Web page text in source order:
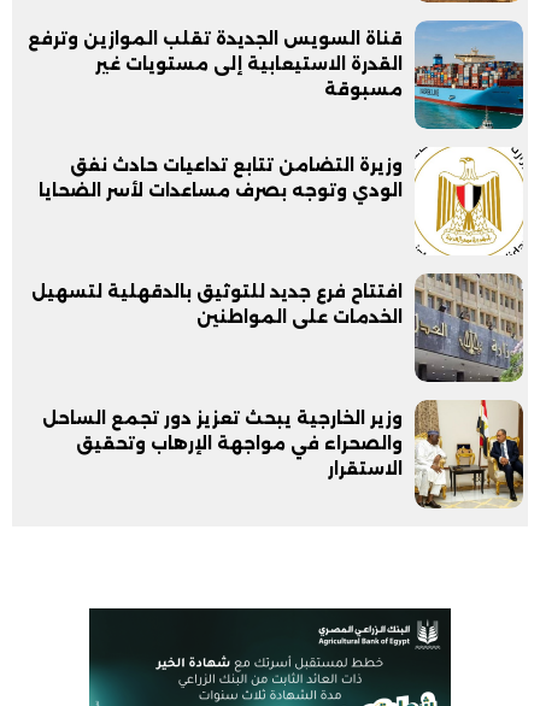
قناة السويس الجديدة تقلب الموازين وترفع
القدرة الاستيعابية إلى مستويات غير
مسبوقة
وزيرة التضامن تتابع تداعيات حادث نفق
الودي وتوجه بصرف مساعدات لأسر الضحايا
افتتاح فرع جديد للتوثيق بالدقهلية لتسهيل
الخدمات على المواطنين
وزير الخارجية يبحث تعزيز دور تجمع الساحل
والصحراء في مواجهة الإرهاب وتحقيق
الاستقرار